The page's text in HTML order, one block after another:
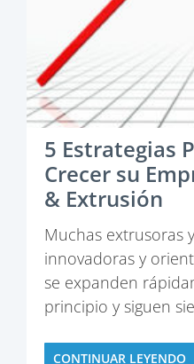
5 Estrategias
Crecer su
& Extrusión
Muchas extrusoras
innovadoras y
se expanden
principio y siguen
CONTINUAR LEYENDO